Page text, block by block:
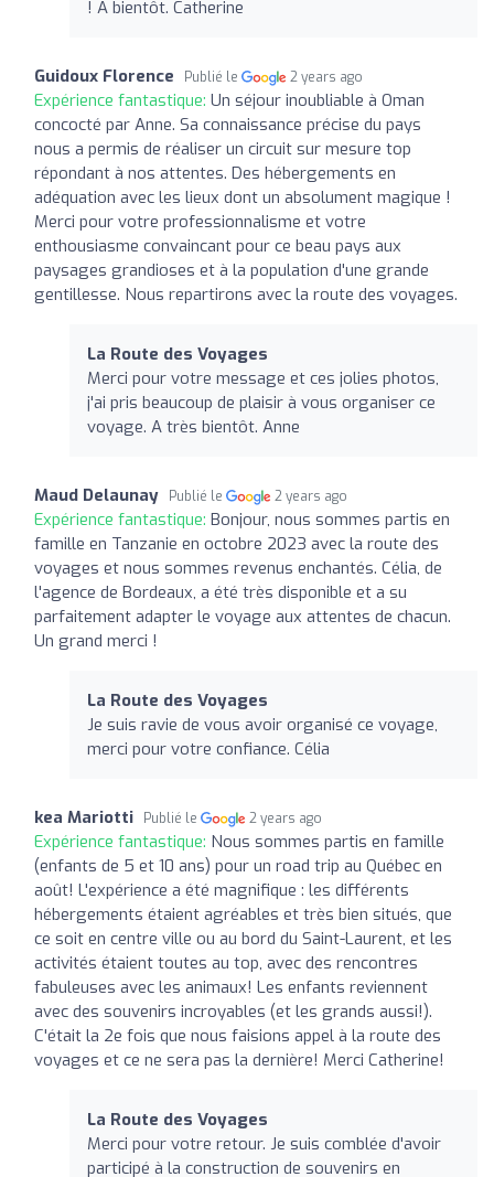
! A bientôt. Catherine
Guidoux Florence Publié le 2 years ago
Expérience fantastique: Un séjour inoubliable à Oman
concocté par Anne. Sa connaissance précise du pays
nous a permis de réaliser un circuit sur mesure top
répondant à nos attentes. Des hébergements en
adéquation avec les lieux dont un absolument magique !
Merci pour votre professionnalisme et votre
enthousiasme convaincant pour ce beau pays aux
paysages grandioses et à la population d'une grande
gentillesse. Nous repartirons avec la route des voyages.
La Route des Voyages
Merci pour votre message et ces jolies photos,
j'ai pris beaucoup de plaisir à vous organiser ce
voyage. A très bientôt. Anne
Maud Delaunay Publié le 2 years ago
Expérience fantastique: Bonjour, nous sommes partis en
famille en Tanzanie en octobre 2023 avec la route des
voyages et nous sommes revenus enchantés. Célia, de
l'agence de Bordeaux, a été très disponible et a su
parfaitement adapter le voyage aux attentes de chacun.
Un grand merci !
La Route des Voyages
Je suis ravie de vous avoir organisé ce voyage,
merci pour votre confiance. Célia
kea Mariotti Publié le 2 years ago
Expérience fantastique: Nous sommes partis en famille
(enfants de 5 et 10 ans) pour un road trip au Québec en
août! L'expérience a été magnifique : les différents
hébergements étaient agréables et très bien situés, que
ce soit en centre ville ou au bord du Saint-Laurent, et les
activités étaient toutes au top, avec des rencontres
fabuleuses avec les animaux! Les enfants reviennent
avec des souvenirs incroyables (et les grands aussi!).
C'était la 2e fois que nous faisions appel à la route des
voyages et ce ne sera pas la dernière! Merci Catherine!
La Route des Voyages
Merci pour votre retour. Je suis comblée d'avoir
participé à la construction de souvenirs en